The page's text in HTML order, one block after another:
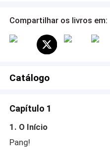
James Bennett, seu pai.
trabalhar juntos,
algo impossível de ignorar.
ser inatingível, Mia
Compartilhar os livros em:
Catálogo
Capítulo 1
1. O Início
Pang!